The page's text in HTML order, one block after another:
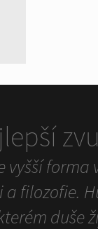
vyšší forma
a filozofie.
duše